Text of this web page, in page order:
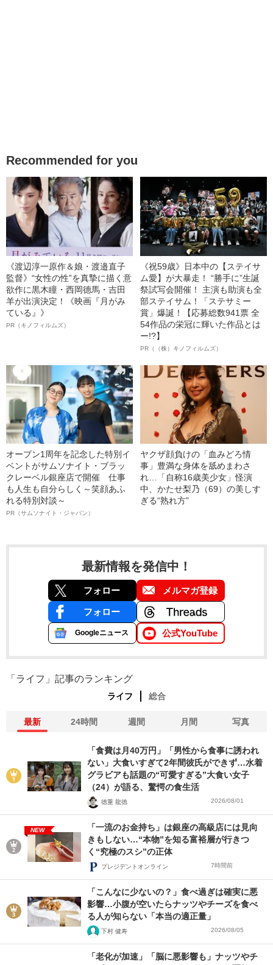
Recommended for you
《渡辺淳一原作＆娘・渡邉直子
監督》“女性の性”を真摯に描く意
欲作に黒木瞳・西岡德馬・吉田
羊が出演決定！《映画『月がみ
ている』》
PR（キノフィルムズ）
《祝59歳》日本中の【ステイサ
ム愛】が大暴走！ “勝手に”生誕
祭試写会開催！ 主演も助演も全
部ステイサム！「ステサミー
賞」爆誕！【応募総数941票 全
54作品の栄冠に輝いた作品とは
ー!?】
PR（（株）キノフィルムズ）
オープン1周年を記念した特別イ
ベントがサムソナイト・ブラッ
クレーベル銀座店で開催 仕事
も人生も自分らしく～笑顔あふ
れる特別対談～
PR（サムソナイト・ジャパン）
ヤクザ顔負けの「血みどろ情
事」豊満な身体を舐めまわさ
れ…「自称16歳美少女」怪演
中、かたせ梨乃（69）の美しす
ぎる“熟れ方”
最新情報を発信中！
フォロー メルマガ登録
フォロー
Googleニュース 公式YouTube
「ライフ」記事のランキング
ライフ 総合
最新 24時間 週間 月間 写真
「食費は月40万円」「男性から食事に誘われ
ない」大食いすぎて2年間彼氏ができず…水着
グラビアも話題の“可愛すぎる”大食い女子
（24）が語る、驚愕の食生活
徳重 龍徳 2026/08/01
NEW
「一流のお金持ち」は銀座の高級店には見向
きもしない…“本物”を知る富裕層が行きつ
く“究極のスシ”の正体
プレジデントオンライン 7時間前
「こんなに少ないの？」食べ過ぎは確実に悪
影響…小腹が空いたらナッツやチーズを食べ
る人が知らない「本当の適正量」
下村 健寿 2026/08/05
「老化が加速」「脳に悪影響も」ナッツやチ